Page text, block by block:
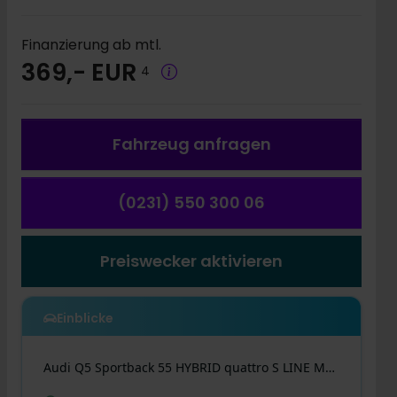
Finanzierung ab mtl.
369,- EUR 4
Fahrzeug anfragen
(0231) 550 300 06
Preiswecker aktivieren
Einblicke
Audi Q5 Sportback 55 HYBRID quattro S LINE MATRIX 21"